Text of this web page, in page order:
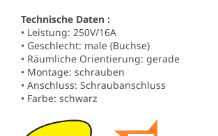
Technische Daten :
• Leistung: 250V/16A
• Geschlecht: male (Buchse)
• Räumliche Orientierung: gerade
• Montage: schrauben
• Anschluss: Schraubanschluss
• Farbe: schwarz